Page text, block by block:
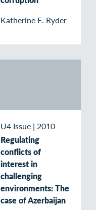
Katherine E. Ryder
U4 Issue | 2010
Regulating
conflicts of
interest in
challenging
environments: The
case of Azerbaijan